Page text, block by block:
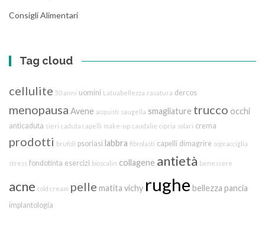
Consigli Alimentari
Tag cloud
cellulite 50 anni uomini Latuabellezza rasatura dercos
menopausa Avene acquisti saugella smagliature trucco occhi
anticaduta sieri caduta capelli make-up caudalie cipria solari crema
prodotti brufoli psoriasi labbra fibrolasti capelli dimagrire sopracciglia
stress fondotinta esercizi bioscalin collagene antietà benessere
acne cold cream pelle matita vichy rughe bellezza pancia
implantologia